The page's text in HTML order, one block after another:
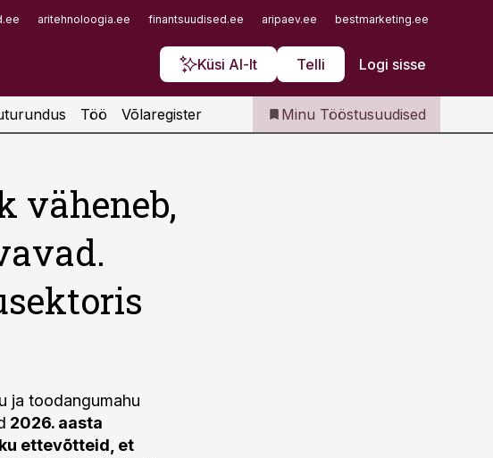
aritehnoloogia.ee finantsuudised.ee aripaev.ee bestmarketing.ee
Küsi AI-lt Telli Logi sisse
Iseteenindus
Telli Tööstusuudised
Töö Võlaregister Minu Tööstusuudised
väheneb,
ja toodangumahu
2026. aasta
ettevõtteid, et